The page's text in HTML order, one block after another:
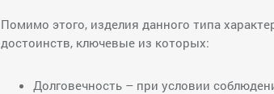
Помимо этого, изделия данного типа
достоинств, ключевые из которых:
Долговечность – при условии